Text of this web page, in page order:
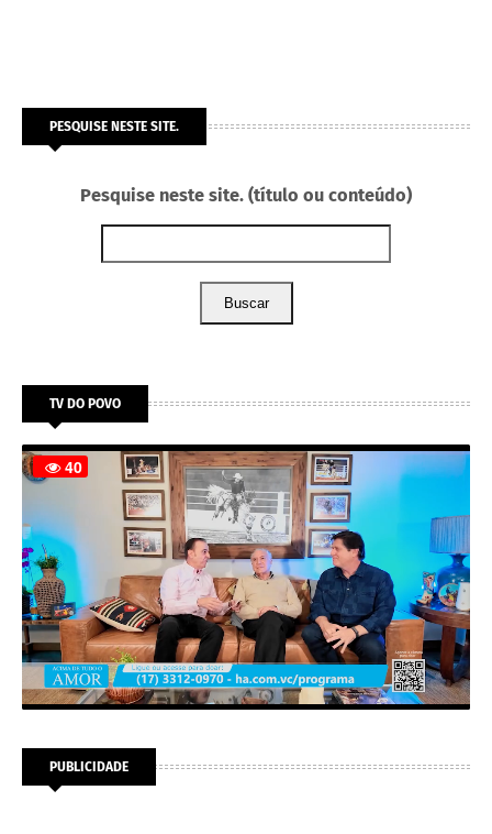
PESQUISE NESTE SITE.
Pesquise neste site. (título ou conteúdo)
Buscar
TV DO POVO
PUBLICIDADE